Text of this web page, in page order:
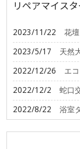
リペアマイス
2023/11/22 花
2023/5/17 天然
2022/12/26 エ
2022/12/2 蛇口
2022/8/22 浴室